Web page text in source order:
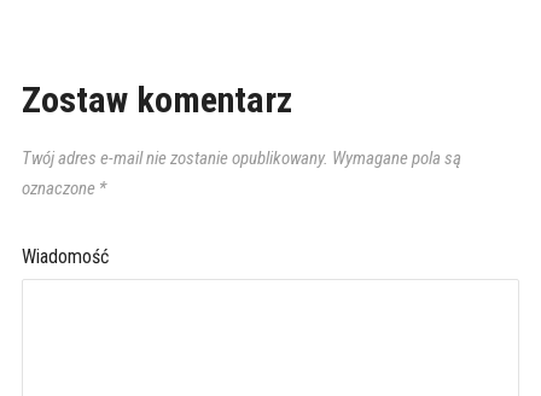
Zostaw komentarz
Twój adres e-mail nie zostanie opublikowany. Wymagane pola są
oznaczone *
Wiadomość